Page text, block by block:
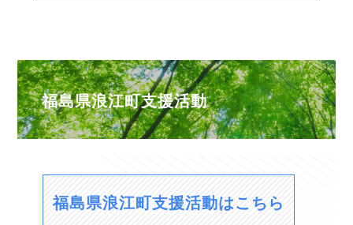
福島県浪江町支援活動
福島県浪江町支援活動はこちら